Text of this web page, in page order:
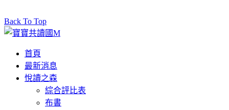
Back To Top
首頁
最新消息
悅讀之森
綜合評比表
布書